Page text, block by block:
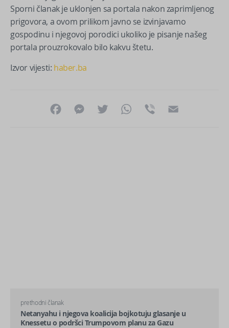
Sporni članak je uklonjen sa portala nakon zaprimljenog
prigovora, a ovom prilikom javno se izvinjavamo
gospodinu i njegovoj porodici ukoliko je pisanje našeg
portala prouzrokovalo bilo kakvu štetu.
Izvor vijesti: haber.ba
FacebookMessenger
Twitter WhatsApp
Viber
prethodni članak
Netanyahu i njegova koalicija bojkotuju glasanje u
Knessetu o podršci Trumpovom planu za Gazu